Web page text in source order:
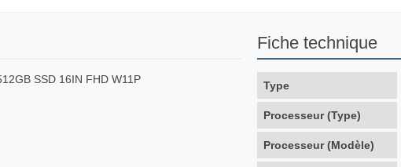
SSD 16IN FHD W11P
Fiche technique
Type
Processeur (Type)
Processeur (Modèle)